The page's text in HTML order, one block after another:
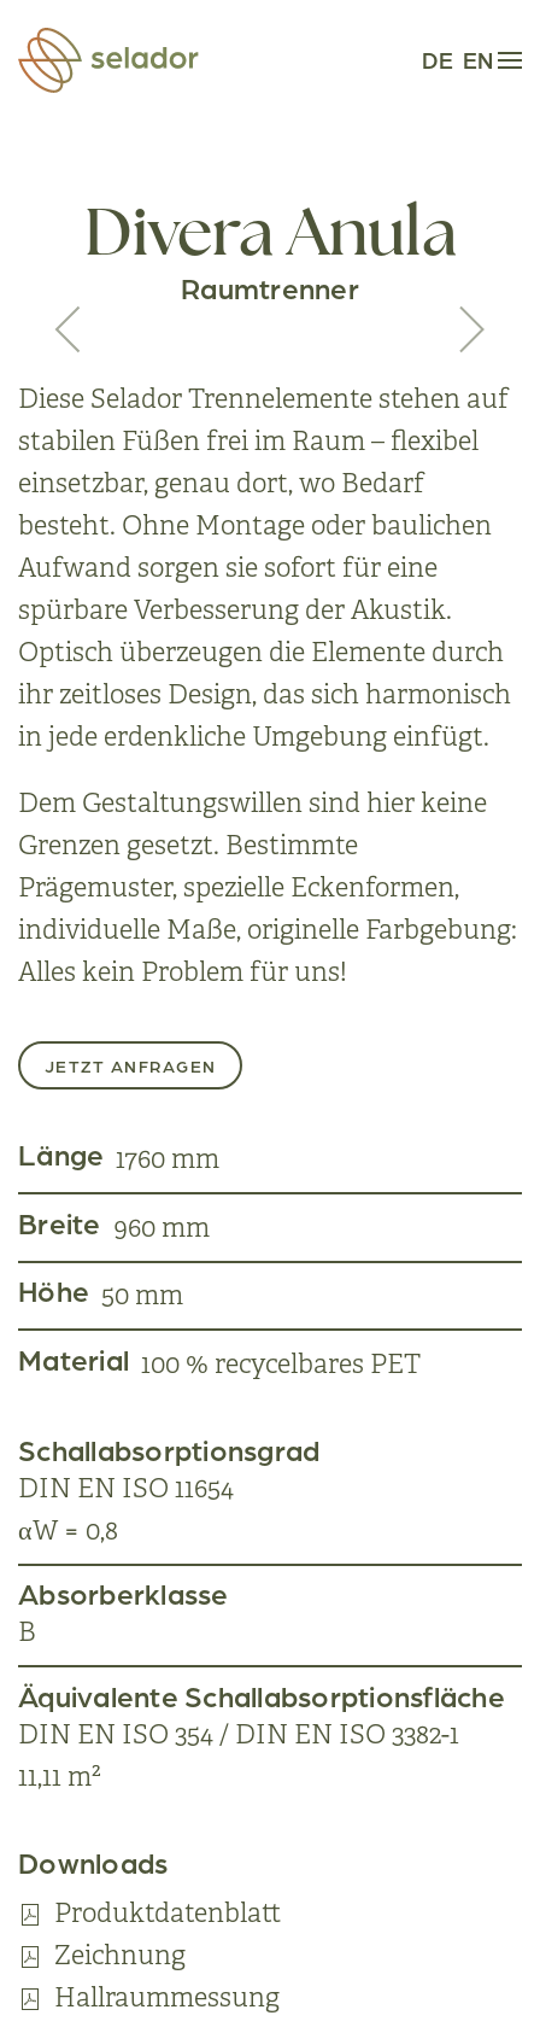
Zum Hauptinhalt springen DE EN
Divera Anula
Raumtrenner
Diese Selador Trennelemente stehen auf
stabilen Füßen frei im Raum – flexibel
einsetzbar, genau dort, wo Bedarf
besteht. Ohne Montage oder baulichen
Aufwand sorgen sie sofort für eine
spürbare Verbesserung der Akustik.
Optisch überzeugen die Elemente durch
ihr zeitloses Design, das sich harmonisch
in jede erdenkliche Umgebung einfügt.
Dem Gestaltungswillen sind hier keine
Grenzen gesetzt. Bestimmte
Prägemuster, spezielle Eckenformen,
individuelle Maße, originelle Farbgebung:
Alles kein Problem für uns!
JETZT ANFRAGEN
Länge 1760 mm
Breite 960 mm
Höhe 50 mm
Material 100 % recycelbares PET
Schallabsorptionsgrad
DIN EN ISO 11654
αW = 0,8
Absorberklasse
B
Äquivalente Schallabsorptionsfläche
DIN EN ISO 354 / DIN EN ISO 3382-1
11,11 m²
Downloads
Produktdatenblatt
Zeichnung
Hallraummessung